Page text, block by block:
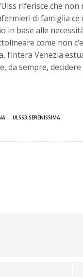
riferisce che
di famiglia
in base alle
come non
l’intera Venezia
da sempre,
ULSS3 SERENISSIMA